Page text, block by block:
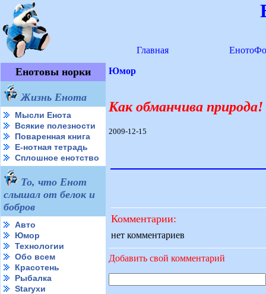
Главная
Енотовы норки
Жизнь Енота
Мысли Енота
Всякие полезности
Поваренная книга
Е-нотная тетрадь
Сплошное енотство
То, что Енот
слышал от белок и
бобров
Авто
Юмор
Технологии
Обо всем
Красотень
Рыбалка
Starухи
Юмор
Как обманчива природа!
2009-12-15
Комментарии:
нет комментариев
Добавить свой комментарий